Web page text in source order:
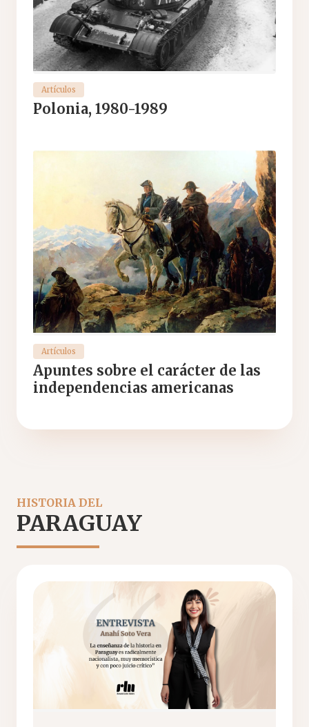
Artículos
Polonia, 1980-1989
Artículos
Apuntes sobre el carácter de las
independencias americanas
HISTORIA DEL
PARAGUAY